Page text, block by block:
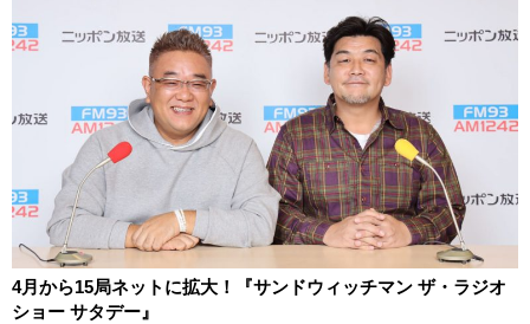
4月から15局ネットに拡大！『サンドウィッチマン ザ・ラジオ
ショー サタデー』